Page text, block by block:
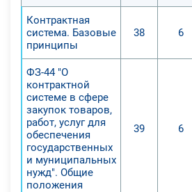
Контрактная
система. Базовые
принципы
38 6
ФЗ-44 "О
контрактной
системе в сфере
закупок товаров,
работ, услуг для
обеспечения
государственных
и муниципальных
нужд". Общие
положения
39 6